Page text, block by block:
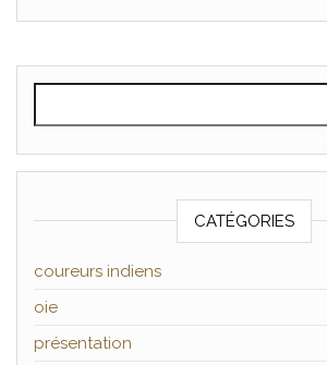
CATÉGORIES
coureurs indiens
oie
présentation